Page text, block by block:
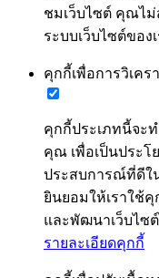
ชมเว็บไซต์ คุณไ
ระบบเว็บไซต์ของ
คุกกี้เพื่อการวิเคร
คุกกี้ประเภทนี้จะ
คุณ เพื่อเป็นประโ
ประสบการณ์ที่ดีใ
ยินยอมให้เราใช้คุ
และพัฒนาเว็บไซ
รายละเอียดคุกกี้